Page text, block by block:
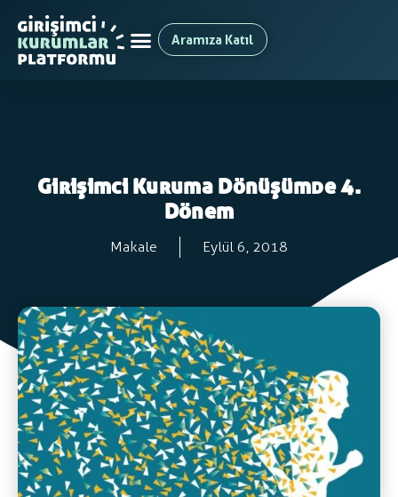
Aramıza Katıl
Girişimci Kuruma Dönüşümde 4.
Dönem
Makale Eylül 6, 2018